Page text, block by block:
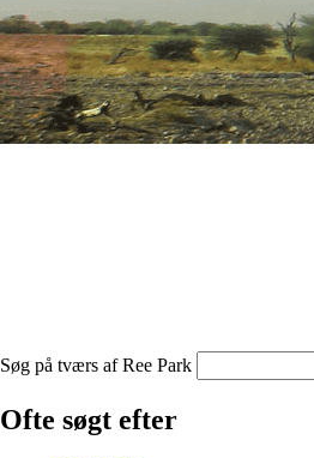
Søg på tværs af Ree Park
Ofte søgt efter